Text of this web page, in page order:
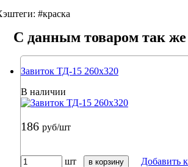
#краска
C данным товаром так
Завиток ТД-15 260х320
В наличии
186 руб/шт
шт в корзину
Добавить